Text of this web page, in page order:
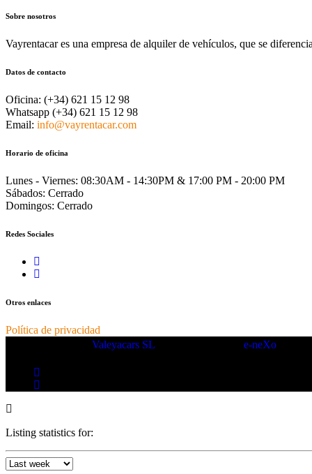
Sobre nosotros
Vayrentacar es una empresa de alquiler de vehículos, que se
Datos de contacto
Oficina: (+34) 621 15 12 98
Whatsapp (+34) 621 15 12 98
Email: info@vayrentacar.com
Horario de oficina
Lunes - Viernes: 08:30AM - 14:30PM & 17:00 PM - 20:00 PM
Sábados: Cerrado
Domingos: Cerrado
Redes Sociales
Otros enlaces
Política de privacidad
Valeyacars SL e-neXo
Listing statistics for: